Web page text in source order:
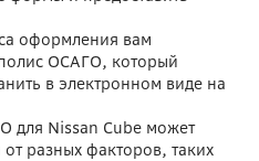
оформления вам
ОСАГО, который
в электронном виде на
для Nissan Cube может
от разных факторов, таких